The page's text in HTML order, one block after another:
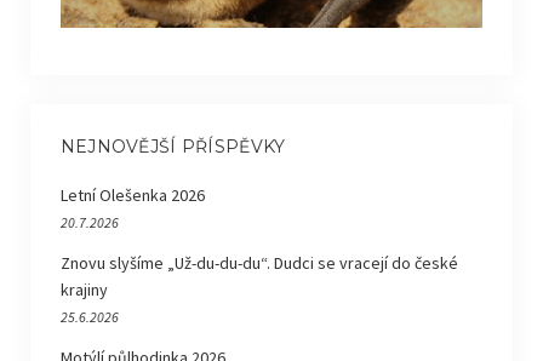
NEJNOVĚJŠÍ PŘÍSPĚVKY
Letní Olešenka 2026
20.7.2026
Znovu slyšíme „Už-du-du-du“. Dudci se vracejí do české
krajiny
25.6.2026